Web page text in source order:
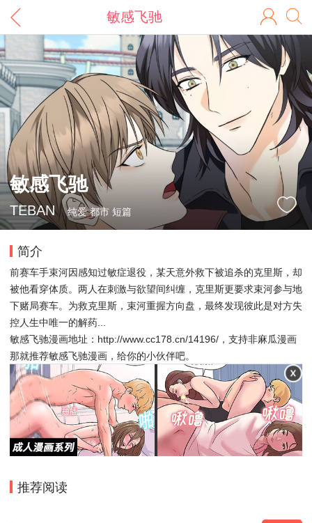
敏感飞驰
敏感飞驰
TEBAN 纯爱 都市 短篇
简介
前赛车手束河因感知过敏症退役，某天意外救下被追杀的克里斯，却
被他看穿体质。两人在刺激与欲望间纠缠，克里斯更要求束河参与地
下赌局赛车。为救克里斯，束河重握方向盘，最终发现彼此是对方失
控人生中唯一的解药...
敏感飞驰漫画地址：http://www.cc178.cn/14196/，支持非麻瓜漫画
那就推荐敏感飞驰漫画，给你的小伙伴吧。
推荐阅读